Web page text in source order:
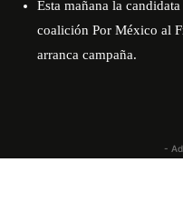
Esta mañana la
coalición Por México al
arranca campaña.
-